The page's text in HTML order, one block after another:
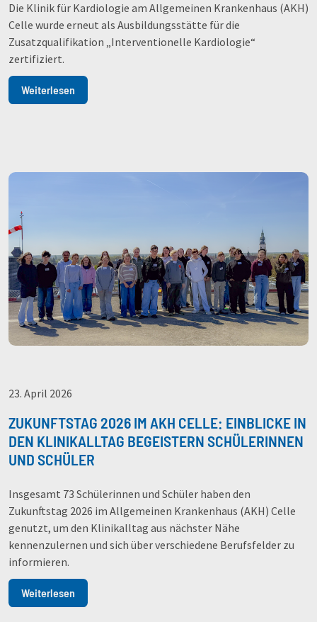
Die Klinik für Kardiologie am Allgemeinen Krankenhaus (AKH)
Celle wurde erneut als Ausbildungsstätte für die
Zusatzqualifikation „Interventionelle Kardiologie“
zertifiziert.
Weiterlesen
23. April 2026
ZUKUNFTSTAG 2026 IM AKH CELLE: EINBLICKE IN
DEN KLINIKALLTAG BEGEISTERN SCHÜLERINNEN
UND SCHÜLER
Insgesamt 73 Schülerinnen und Schüler haben den
Zukunftstag 2026 im Allgemeinen Krankenhaus (AKH) Celle
genutzt, um den Klinikalltag aus nächster Nähe
kennenzulernen und sich über verschiedene Berufsfelder zu
informieren.
Weiterlesen